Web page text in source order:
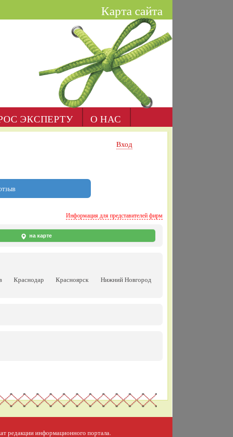
Карта сайта
ЭКСПЕРТУ О НАС
Вход
Информация для представителей фирм
на карте
Краснодар Красноярск
Нижний Новгород
редакции информационного портала.